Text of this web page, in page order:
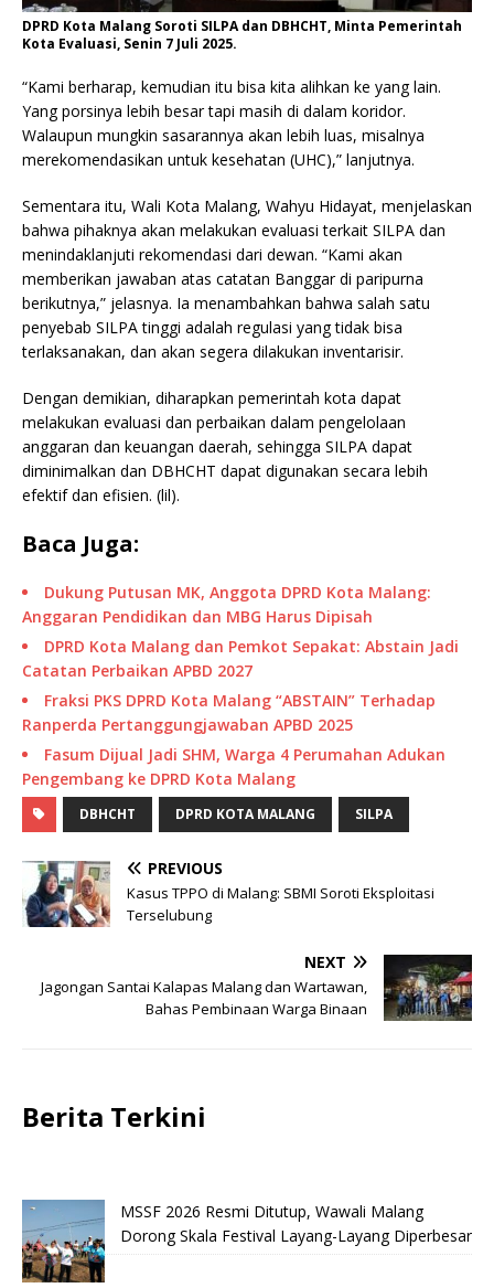
DPRD Kota Malang Soroti SILPA dan DBHCHT, Minta Pemerintah
Kota Evaluasi, Senin 7 Juli 2025.
“Kami berharap, kemudian itu bisa kita alihkan ke yang lain.
Yang porsinya lebih besar tapi masih di dalam koridor.
Walaupun mungkin sasarannya akan lebih luas, misalnya
merekomendasikan untuk kesehatan (UHC),” lanjutnya.
Sementara itu, Wali Kota Malang, Wahyu Hidayat, menjelaskan
bahwa pihaknya akan melakukan evaluasi terkait SILPA dan
menindaklanjuti rekomendasi dari dewan. “Kami akan
memberikan jawaban atas catatan Banggar di paripurna
berikutnya,” jelasnya. Ia menambahkan bahwa salah satu
penyebab SILPA tinggi adalah regulasi yang tidak bisa
terlaksanakan, dan akan segera dilakukan inventarisir.
Dengan demikian, diharapkan pemerintah kota dapat
melakukan evaluasi dan perbaikan dalam pengelolaan
anggaran dan keuangan daerah, sehingga SILPA dapat
diminimalkan dan DBHCHT dapat digunakan secara lebih
efektif dan efisien. (lil).
Baca Juga:
Dukung Putusan MK, Anggota DPRD Kota Malang:
Anggaran Pendidikan dan MBG Harus Dipisah
DPRD Kota Malang dan Pemkot Sepakat: Abstain Jadi
Catatan Perbaikan APBD 2027
Fraksi PKS DPRD Kota Malang “ABSTAIN” Terhadap
Ranperda Pertanggungjawaban APBD 2025
Fasum Dijual Jadi SHM, Warga 4 Perumahan Adukan
Pengembang ke DPRD Kota Malang
DBHCHT DPRD KOTA MALANG SILPA
PREVIOUS
Kasus TPPO di Malang: SBMI Soroti Eksploitasi
Terselubung
NEXT
Jagongan Santai Kalapas Malang dan Wartawan,
Bahas Pembinaan Warga Binaan
Berita Terkini
MSSF 2026 Resmi Ditutup, Wawali Malang
Dorong Skala Festival Layang-Layang Diperbesar